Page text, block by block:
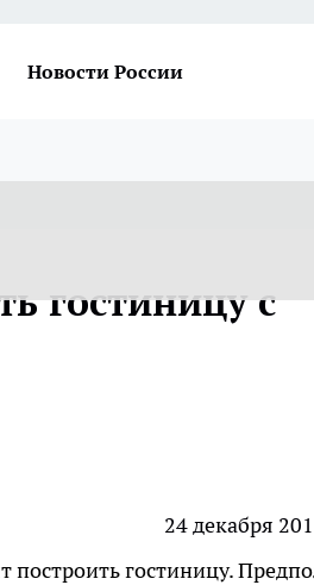
Новости России
гостиницу с
24 декабря
гостиницу.